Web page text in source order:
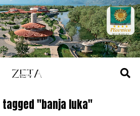
"banja luka"